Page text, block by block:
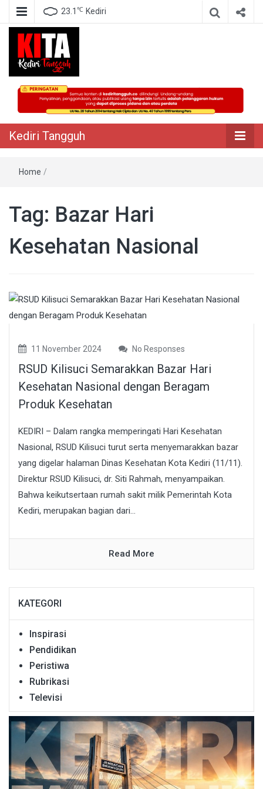
23.1 ℃ Kediri
Kediri Tangguh
Berita Akurat Terpercaya
Kediri Tangguh
Home /
Tag: Bazar Hari
Kesehatan Nasional
11 November 2024 No Responses
RSUD Kilisuci Semarakkan Bazar Hari
Kesehatan Nasional dengan Beragam
Produk Kesehatan
KEDIRI – Dalam rangka memperingati Hari Kesehatan
Nasional, RSUD Kilisuci turut serta menyemarakkan bazar
yang digelar halaman Dinas Kesehatan Kota Kediri (11/11).
Direktur RSUD Kilisuci, dr. Siti Rahmah, menyampaikan.
Bahwa keikutsertaan rumah sakit milik Pemerintah Kota
Kediri, merupakan bagian dari...
Read More
KATEGORI
Inspirasi
Pendidikan
Peristiwa
Rubrikasi
Televisi